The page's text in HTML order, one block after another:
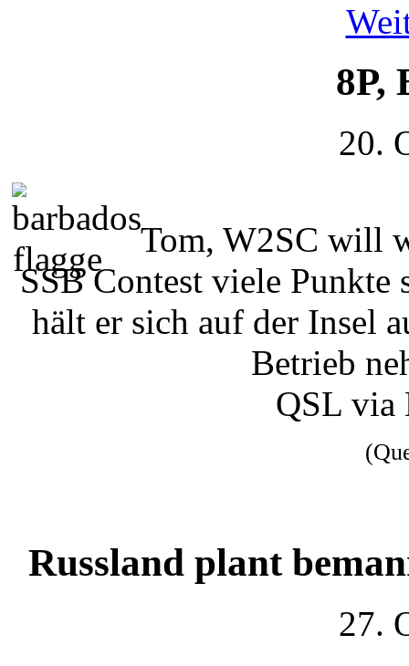
8P,
20.
Tom, W2SC will
SSB Contest viele Punkte
hält er sich auf der Insel
Betrieb
QSL via
Russland plant
27.